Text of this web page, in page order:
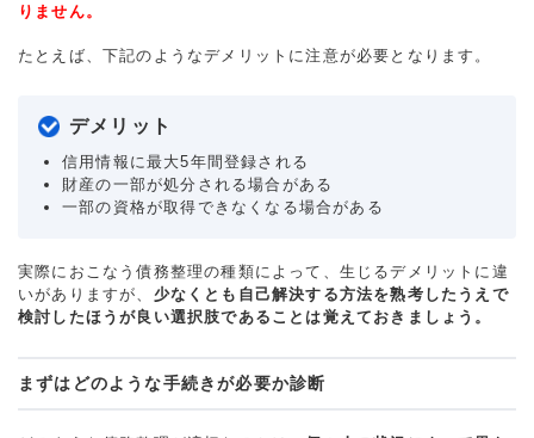
りません。
たとえば、下記のようなデメリットに注意が必要となります。
デメリット
信用情報に最大5年間登録される
財産の一部が処分される場合がある
一部の資格が取得できなくなる場合がある
実際におこなう債務整理の種類によって、生じるデメリットに違
いがありますが、 少なくとも自己解決する方法を熟考したうえで
検討したほうが良い選択肢であることは覚えておきましょう。
まずはどのような手続きが必要か診断